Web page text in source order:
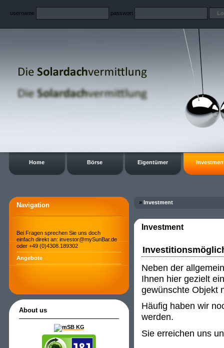
username passwort
Home Börse Eigentümer
Navigation
Bei Fragen sprechen Sie uns doch
einfach direkt an: investor@mySunBar.de
oder +49 (0)4308.189302
Angebote
About us
» Investment
Investment
Neben der
Ihnen hier gezielt
gewünschte Objekt
Häufig haben wir
werden.
Sie erreichen uns